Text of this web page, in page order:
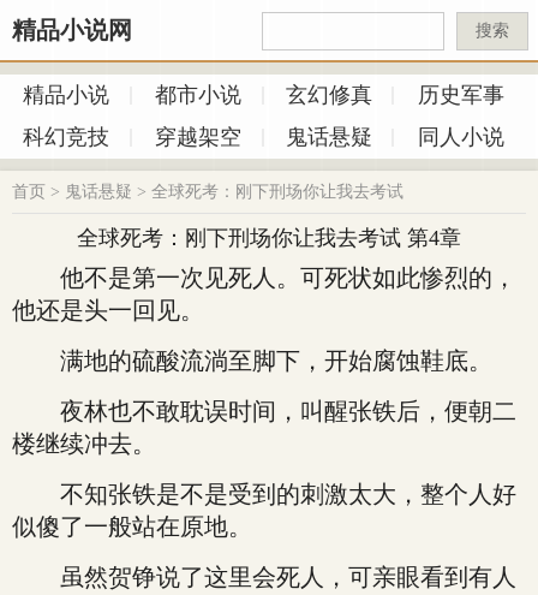
精品小说网 搜索
精品小说 都市小说 玄幻修真
历史军事
科幻竞技
穿越架空 鬼话悬疑 同人小说
首页 > 鬼话悬疑 > 全球死考：刚下刑场你让我去考试
全球死考：刚下刑场你让我去考试 第4章
他不是第一次见死人。可死状如此惨烈的，
他还是头一回见。
满地的硫酸流淌至脚下，开始腐蚀鞋底。
夜林也不敢耽误时间，叫醒张铁后，便朝二
楼继续冲去。
不知张铁是不是受到的刺激太大，整个人好
似傻了一般站在原地。
虽然贺铮说了这里会死人，可亲眼看到有人